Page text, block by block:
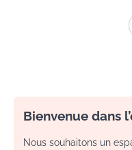
Bienvenue dans
Nous souhaitons un